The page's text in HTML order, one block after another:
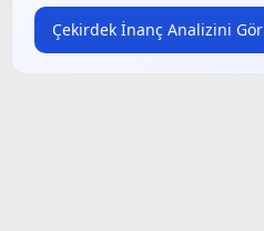
Çekirdek İnanç Analizini Gör